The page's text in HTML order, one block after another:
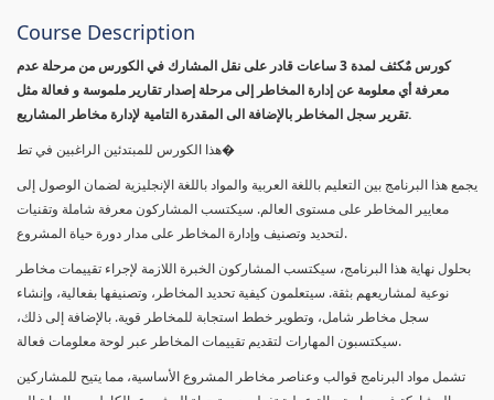
Course Description
كورس مٌكثف لمدة 3 ساعات قادر على نقل المشارك في الكورس من مرحلة عدم
معرفة أي معلومة عن إدارة المخاطر إلى مرحلة إصدار تقارير ملموسة و فعالة مثل
تقرير سجل المخاطر بالإضافة الى المقدرة التامية لإدارة مخاطر المشاريع.
هذا الكورس للمبتدئين الراغبين في تط�
يجمع هذا البرنامج بين التعليم باللغة العربية والمواد باللغة الإنجليزية لضمان الوصول إلى
معايير المخاطر على مستوى العالم. سيكتسب المشاركون معرفة شاملة وتقنيات
لتحديد وتصنيف وإدارة المخاطر على مدار دورة حياة المشروع.
بحلول نهاية هذا البرنامج، سيكتسب المشاركون الخبرة اللازمة لإجراء تقييمات مخاطر
نوعية لمشاريعهم بثقة. سيتعلمون كيفية تحديد المخاطر، وتصنيفها بفعالية، وإنشاء
سجل مخاطر شامل، وتطوير خطط استجابة للمخاطر قوية. بالإضافة إلى ذلك،
سيكتسبون المهارات لتقديم تقييمات المخاطر عبر لوحة معلومات فعالة.
تشمل مواد البرنامج قوالب وعناصر مخاطر المشروع الأساسية، مما يتيح للمشاركين